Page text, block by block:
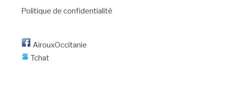
Politique de confidentialité
AirouxOccitanie
Tchat